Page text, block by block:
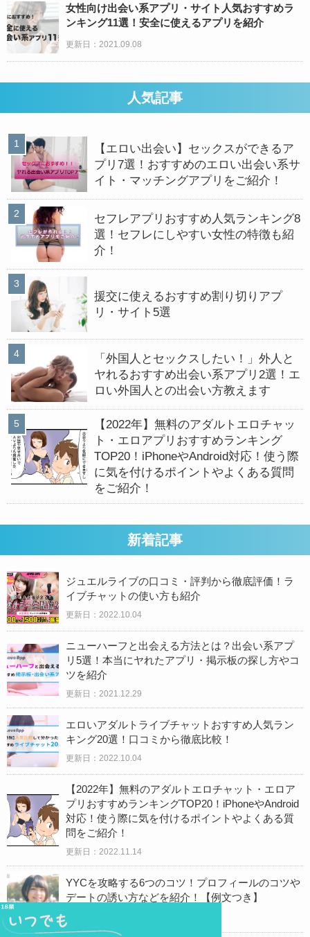
女性向け出会い系アプリ・サイト人気おすすめラ
ンキング11選！安全に使えるアプリを紹介
更新日：2021.09.08
人気記事
【エロい出会い】セックスができるア
プリ7選！おすすめのエロい出会い系サ
イト・マッチングアプリをご紹介！
セフレアプリおすすめ人気ランキング8
選！セフレにしやすい女性の特徴も紹
介！
援交に使えるおすすめ割り切りアプ
リ・サイト5選
「外国人とセックスしたい！」外人と
ヤれるおすすめ出会い系アプリ2選！エ
ロい外国人との出会い方教えます
【2022年】無料のアダルトエロチャッ
ト・エロアプリおすすめランキング
TOP20！iPhoneやAndroid対応！使う際
に気を付けるポイントやよくある質問
をご紹介！
新着記事
ジュエルライブの口コミ・評判から徹底評価！ラ
イブチャットの使い方も紹介
更新日：2022.10.04
ニューハーフと出会える方法とは？出会い系アプ
リ5選！本当にヤれたアプリ・掲示板の探し方やコ
ツを紹介
更新日：2021.12.29
エロいアダルトライブチャットおすすめ人気ラン
キング20選！口コミから徹底比較！
更新日：2022.10.04
【2022年】無料のアダルトエロチャット・エロア
プリおすすめランキングTOP20！iPhoneやAndroid
対応！使う際に気を付けるポイントやよくある質
問をご紹介！
更新日：2022.11.14
YYCを攻略する6つのコツ！プロフィールのコツや
デートの誘い方などを紹介！【例文つき】